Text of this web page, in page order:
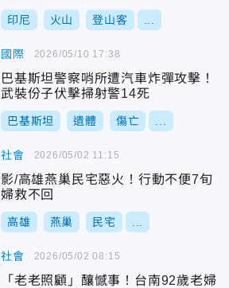
印尼 火山 登山客
國際
巴基斯坦警察哨所遭汽車炸彈攻擊！
武裝份子伏擊掃射警14死
巴基斯坦 遺體 傷亡
2026/05/10 17:38
社會
影/高雄燕巢民宅惡火！行動不便7旬
婦救不回
高雄 燕巢 民宅
2026/05/02 11:15
社會
「老老照顧」釀憾事！台南92歲老婦
2026/05/02 08:15